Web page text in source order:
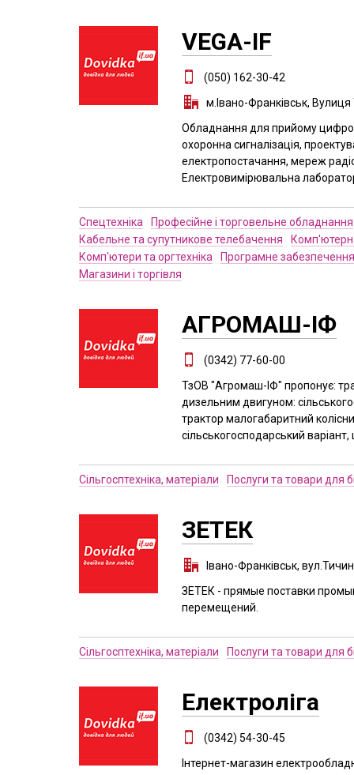
VEGA-IF
(050) 162-30-42
м.Івано-Франківськ,
Обладнання для прийому
охоронна сигналізація,
електропостачання, мереж
Електровимірювальна
Спецтехніка
Професійне і торговельне обладнання
Кабельне та супутникове телебачення
Комп'ютери та оргтехніка
Програмне забезпечення
Магазини і торгівля
АГРОМАШ-ІФ
(0342) 77-60-00
ТзОВ "Агромаш-ІФ" пропонує:
дизельним двигуном:
трактор малогабаритний
сільськогосподарський варіант,
Сільгосптехніка, матеріали Послуги та товари для
ЗЕТЕК
Івано-Франківськ,
ЗЕТЕК - прямые поставки
перемещений.
Сільгосптехніка, матеріали Послуги та товари для
Електроліга
(0342) 54-30-45
Інтернет-магазин